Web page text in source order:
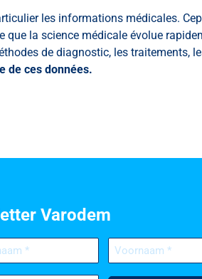
les informations médicales.
la science médicale évolue
de diagnostic, les traitements,
de ces données.
Varodem
Voornaam
(Nécessaire)